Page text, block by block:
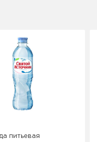
питьевая